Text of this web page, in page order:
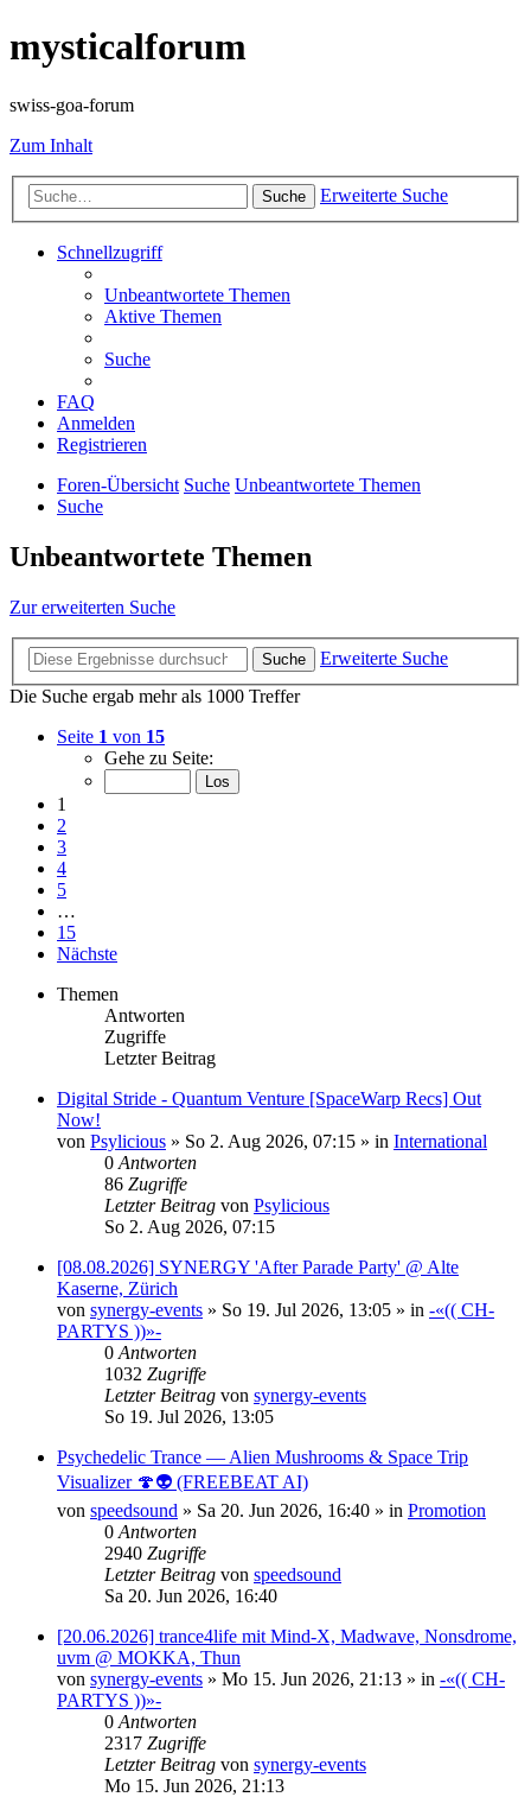
mysticalforum
swiss-goa-forum
Zum Inhalt
Suche Erweiterte Suche
Schnellzugriff
Unbeantwortete Themen
Aktive Themen
Suche
FAQ
Anmelden
Registrieren
Foren-Übersicht Suche Unbeantwortete Themen
Suche
Unbeantwortete Themen
Zur erweiterten Suche
Suche
Erweiterte Suche
Die Suche ergab mehr als 1000 Treffer
Seite 1 von 15
Gehe zu Seite:
1
2
3
4
5
…
15
Nächste
Themen
Antworten
Zugriffe
Letzter Beitrag
Digital Stride - Quantum Venture [SpaceWarp Recs] Out
Now!
von Psylicious » So 2. Aug 2026, 07:15 » in International
0 Antworten
86 Zugriffe
Letzter Beitrag von Psylicious
So 2. Aug 2026, 07:15
[08.08.2026] SYNERGY 'After Parade Party' @ Alte
Kaserne, Zürich
von synergy-events » So 19. Jul 2026, 13:05 » in -«(( CH-
PARTYS ))»-
0 Antworten
1032 Zugriffe
Letzter Beitrag von synergy-events
So 19. Jul 2026, 13:05
Psychedelic Trance — Alien Mushrooms & Space Trip
Visualizer 🍄👽 (FREEBEAT AI)
von speedsound » Sa 20. Jun 2026, 16:40 » in Promotion
0 Antworten
2940 Zugriffe
Letzter Beitrag von speedsound
Sa 20. Jun 2026, 16:40
[20.06.2026] trance4life mit Mind-X, Madwave, Nonsdrome,
uvm @ MOKKA, Thun
von synergy-events » Mo 15. Jun 2026, 21:13 » in -«(( CH-
PARTYS ))»-
0 Antworten
2317 Zugriffe
Letzter Beitrag von synergy-events
Mo 15. Jun 2026, 21:13